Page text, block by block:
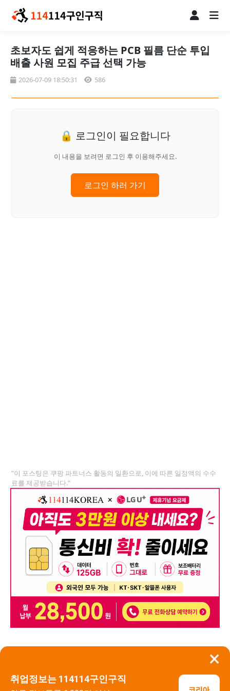
×
취업정보는 114114구인구직
초보자도 쉽게 적응하는 PCB 필름 단순 투입
배출 사원 모집 주급 선택 가능
2026-07-09 18:50:31 586
🔒 로그인이 필요합니다
이 내용을 보려면 로그인 후 이용해주세요.
로그인 하러 가기
"이 포스팅은 쿠팡 파트너스 활동의 일환으로, 이에 따른 일정액의 수수
료를 제공받습니다."